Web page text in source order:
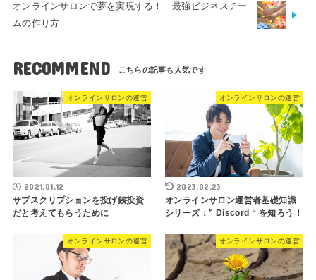
オンラインサロンで夢を実現する！ 最強ビジネスチー
ムの作り方
RECOMMEND
オンラインサロンの運営
2021.01.12
サブスクリプションを投げ銭投資
だと考えてもらうために
オンラインサロンの運営
2023.02.23
オンラインサロン運営者基礎知識
シリーズ：” Discord “ を知ろう！
オンラインサロンの運営 オンラインサロンの運営